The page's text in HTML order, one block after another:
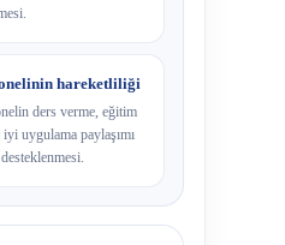
hareketliliği
ders verme, eğitim
uygulama paylaşımı